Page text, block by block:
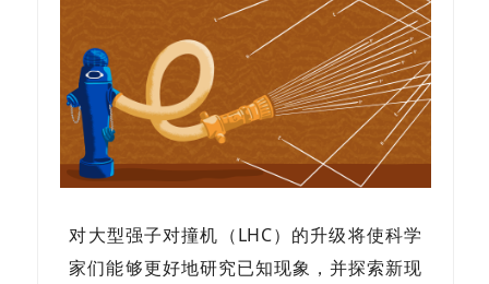
对大型强子对撞机（LHC）的升级将使科学
家们能够更好地研究已知现象，并探索新现